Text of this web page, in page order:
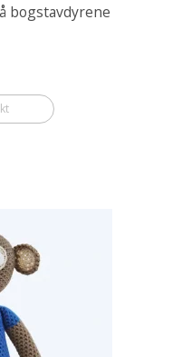
bogstavdyrene